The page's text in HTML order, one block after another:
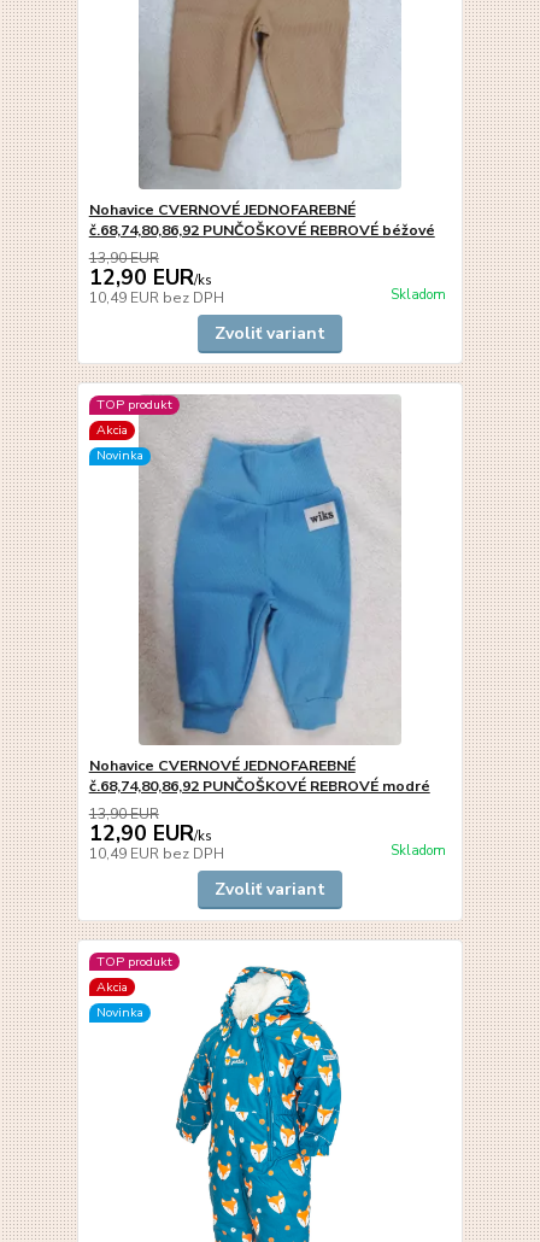
Nohavice CVERNOVÉ JEDNOFAREBNÉ
č.68,74,80,86,92 PUNČOŠKOVÉ REBROVÉ béžové
13,90 EUR
12,90 EUR/ks
10,49 EUR bez DPH Skladom
Zvoliť variant
TOP produkt
Akcia
Novinka
Nohavice CVERNOVÉ JEDNOFAREBNÉ
č.68,74,80,86,92 PUNČOŠKOVÉ REBROVÉ modré
13,90 EUR
12,90 EUR/ks
10,49 EUR bez DPH Skladom
Zvoliť variant
TOP produkt
Akcia
Novinka